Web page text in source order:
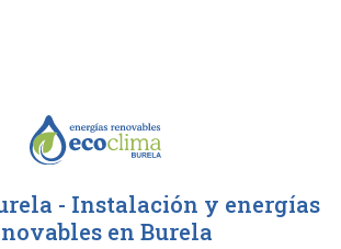
- Instalación y energías
en Burela